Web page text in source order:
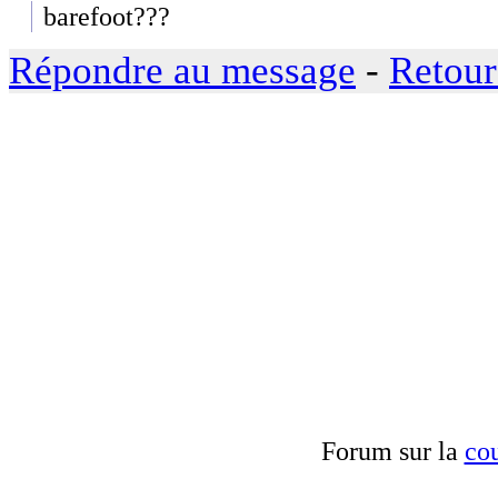
barefoot???
Répondre au message -
Forum sur la